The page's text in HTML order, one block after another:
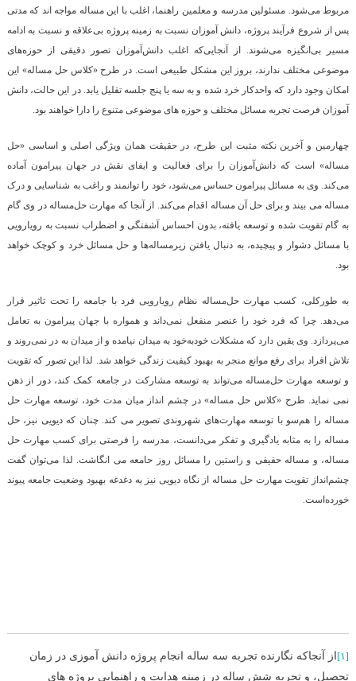
مربوط می‌شود. مسئولین مدرسه و معلمین راهنما، اغلب با این مساله مواجه اند که مدتی
پس از شروع فرآیند پروژه، دانش آموزان نسبت به زمینه پروژه بی‌علاقه و نسبت به ادامه
مسیر بی‌انگیزه می‌شوند. از آنجایی‌که اغلب دانش‌آموزان تصور دقیقی از حوزه‌های
موضوعی مختلف ندارند، بروز این مشکل طبیعی است. در طرح «کلاس حل مساله» این
امکان وجود دارد که واحدکار خرد شده و به سه یا پنج جلسه تقلیل یابد. در این حالت، دانش
آموزان فرصت تجربه مسائل مختلف و حوزه های موضوعی متنوع را دارا خواهند بود.
چهارمین و آخرین نکته مثبت این طرح، در حقیقت همان ویژگی اصلی و اساسی «حل
مساله» است که دانش‌آموزان را برای فعالیت و ایفای نقش در جهان پیرامون آماده
‌می‌کند. وی به مسائل پیرامون حساس می‌شود، خود را توانمند و راغب به شناسایی و درک
مساله می بیند و برای حل آن مساله اقدام می‌کند. از آنجا که مهارت حل‌مساله در وی گام
به گام تقویت شده و توسعه یافته، بدون احساس آشفتگی و اضطراب نسبت به رویارویی
با مسائل دشوار و پیچیده، به دنبال یافتن زیرمساله‌ها و حل مسائل خرد و کوچک خواهد
بود.
به طورکلی، کسب مهارت حل‌مساله نظام رویارویی فرد با جامعه را تحت تاثیر قرار
می‌دهد. چرا که فرد خود را عنصر منفعل نمی‌داند و همواره با جهان پیرامون به تعامل
می‌پردازد. وی یقین دارد که مشکلات خود‌به‌خود به میدان نیامده و از میدان به در نمی‌روند و
تلاش افراد برای رفع موانع منجر به بهبود کیفیت زندگی خواهد شد. لذا این تصور که تقویت
و توسعه مهارت حل‌مساله می‌تواند به توسعه مشارکت در جامعه کمک کند، دور از ذهن
نمی نماید. طرح «کلاس حل مساله» در چشم انداز میان مدت خود، توسعه مهارت حل
مساله را هم‌سو با توسعه مهارت‌های شهروندی تصویر می کند. چنان که دیویی نیز، حل
مساله را به مثابه یادگیری و تفکر می‌دانست، مدرسه را فرصتی برای کسب مهارت حل
مساله، و مساله حقیقی و راستین را مسائل روز حامعه می انگاشت. لذا می‌توان گفت
چشم‌انداز تقویت مهارت حل مساله از نگاه دیویی نیز به دغدغه بهبود وضعیت جامعه پیوند
خورده‌‌است.
[۱] از آنجاکه نگارنده تجربه سه ساله انجام پروژه دانش آموزی در زمان
تحصیل، و تجربه شش ساله در زمینه هدایت و راهنمایی پروژه های